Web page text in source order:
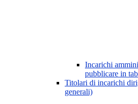
Incarichi
pubblicare in
Titolari di incarichi
generali)